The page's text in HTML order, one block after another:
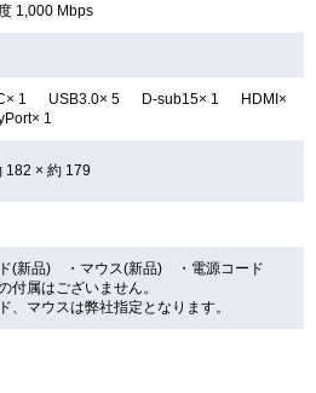
1,000 Mbps
C× 1 USB3.0× 5 D-sub15× 1 HDMI×
1
182 × 約 179
ド(新品) ・マウス(新品) ・電源コード
付属はございません。
、マウスは弊社指定となります。